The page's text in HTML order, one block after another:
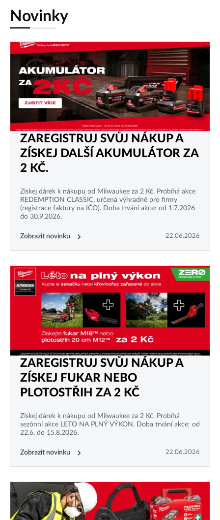
Novinky
ZAREGISTRUJ SVŮJ NÁKUP A
ZÍSKEJ DALŠÍ AKUMULÁTOR ZA
2 KČ.
Získej dárek k nákupu od Milwaukee za 2 Kč. Probíhá akce
REDEMPTION CLASSIC, určená výhradně pro firmy
(registrace faktury na IČO). Doba trvání akce: od 1.7.2026
do 30.9.2026.
Zobrazit novinku 22.06.2026
ZAREGISTRUJ SVŮJ NÁKUP A
ZÍSKEJ FUKAR NEBO
PLOTOSTŘIH ZA 2 KČ
Získej dárek k nákupu od Milwaukee za 2 Kč. Probíhá
sezónní akce LETO NA PLNÝ VÝKON. Doba trvání akce: od
22.6. do 15.8.2026.
Zobrazit novinku 22.06.2026